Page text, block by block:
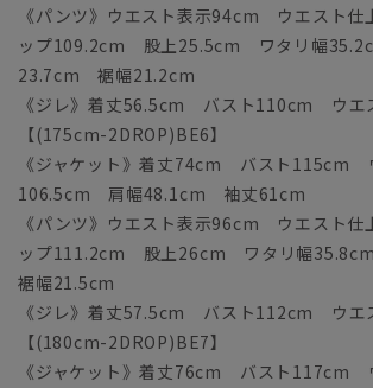
《パンツ》ウエスト表示94cm ウエスト
ップ109.2cm 股上25.5cm ワタリ幅
23.7cm 裾幅21.2cm
《ジレ》着丈56.5cm バスト110cm ウエ
【(175cm-2DROP)BE6】
《ジャケット》着丈74cm バスト115cm
106.5cm 肩幅48.1cm 袖丈61cm
《パンツ》ウエスト表示96cm ウエスト
ップ111.2cm 股上26cm ワタリ幅
裾幅21.5cm
《ジレ》着丈57.5cm バスト112cm ウエ
【(180cm-2DROP)BE7】
《ジャケット》着丈76cm バスト117cm